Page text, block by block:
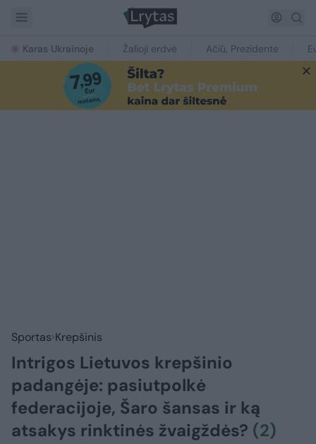
Karas Ukrainoje Žalioji erdvė Ačiū, Prezidente
Sportas Krepšinis
Intrigos Lietuvos krepšinio
padangėje: pasiutpolkė
federacijoje, Šaro šansas ir ką
atsakys rinktinės žvaigždės? (2)